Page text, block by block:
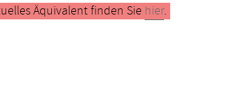
Äquivalent finden Sie hier.